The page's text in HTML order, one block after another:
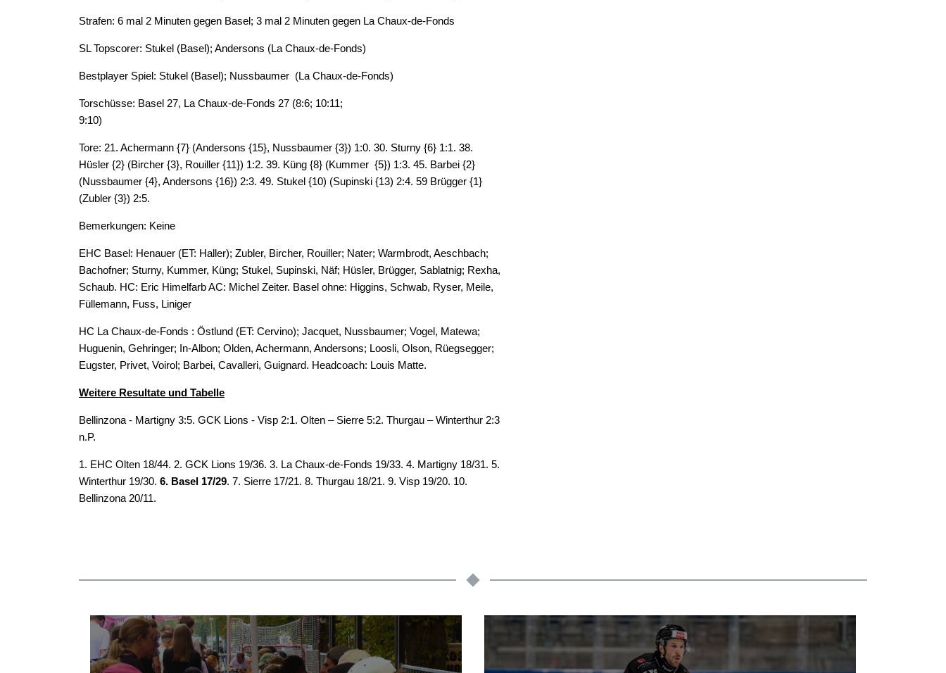
Strafen: 6 mal 2 Minuten gegen Basel; 3 mal 2 Minuten gegen La Chaux-de-Fonds
SL Topscorer: Stukel (Basel); Andersons (La Chaux-de-Fonds)
Bestplayer Spiel: Stukel (Basel); Nussbaumer (La Chaux-de-Fonds)
Torschüsse: Basel 27, La Chaux-de-Fonds 27 (8:6; 10:11;
9:10)
Tore: 21. Achermann {7} (Andersons {15}, Nussbaumer {3}) 1:0. 30. Sturny {6} 1:1. 38.
Hüsler {2} (Bircher {3}, Rouiller {11}) 1:2. 39. Küng {8} (Kummer {5}) 1:3. 45. Barbei {2}
(Nussbaumer {4}, Andersons {16}) 2:3. 49. Stukel {10) (Supinski {13) 2:4. 59 Brügger {1}
(Zubler {3}) 2:5.
Bemerkungen: Keine
EHC Basel: Henauer (ET: Haller); Zubler, Bircher, Rouiller; Nater; Warmbrodt, Aeschbach;
Bachofner; Sturny, Kummer, Küng; Stukel, Supinski, Näf; Hüsler, Brügger, Sablatnig; Rexha,
Schaub. HC: Eric Himelfarb AC: Michel Zeiter. Basel ohne: Higgins, Schwab, Ryser, Meile,
Füllemann, Fuss, Liniger
HC La Chaux-de-Fonds : Östlund (ET: Cervino); Jacquet, Nussbaumer; Vogel, Matewa;
Huguenin, Gehringer; In-Albon; Olden, Achermann, Andersons; Loosli, Olson, Rüegsegger;
Eugster, Privet, Voirol; Barbei, Cavalleri, Guignard. Headcoach: Louis Matte.
Weitere Resultate und Tabelle
Bellinzona - Martigny 3:5. GCK Lions - Visp 2:1. Olten – Sierre 5:2. Thurgau – Winterthur 2:3
n.P.
1. EHC Olten 18/44. 2. GCK Lions 19/36. 3. La Chaux-de-Fonds 19/33. 4. Martigny 18/31. 5.
Winterthur 19/30. 6. Basel 17/29. 7. Sierre 17/21. 8. Thurgau 18/21. 9. Visp 19/20. 10.
Bellinzona 20/11.